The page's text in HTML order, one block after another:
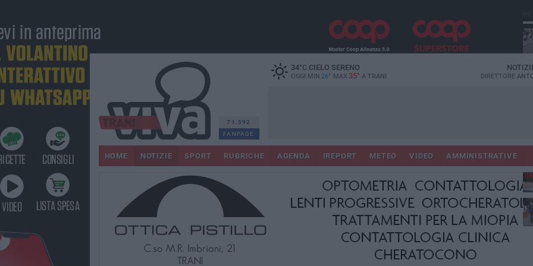
71.592
FANPAGE
34°CCIELO SERENO
OGGI MIN 26° MAX 35° A TRANI DIRETTORE
HOME NOTIZIE SPORT RUBRICHE AGENDA IREPORT METEO VIDEO AMMINISTRATIVE